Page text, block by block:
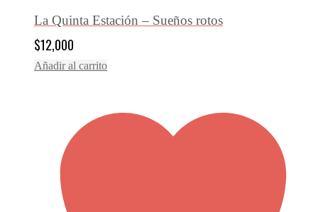
La Quinta Estación – Sueños rotos
$12,000
Añadir al carrito